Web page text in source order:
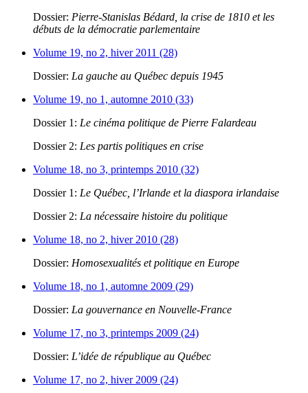
Dossier: Pierre-Stanislas Bédard, la crise de 1810 et les
débuts de la démocratie parlementaire
Volume 19, no 2, hiver 2011 (28)
Dossier: La gauche au Québec depuis 1945
Volume 19, no 1, automne 2010 (33)
Dossier 1: Le cinéma politique de Pierre Falardeau
Dossier 2: Les partis politiques en crise
Volume 18, no 3, printemps 2010 (32)
Dossier 1: Le Québec, l’Irlande et la diaspora irlandaise
Dossier 2: La nécessaire histoire du politique
Volume 18, no 2, hiver 2010 (28)
Dossier: Homosexualités et politique en Europe
Volume 18, no 1, automne 2009 (29)
Dossier: La gouvernance en Nouvelle-France
Volume 17, no 3, printemps 2009 (24)
Dossier: L’idée de république au Québec
Volume 17, no 2, hiver 2009 (24)